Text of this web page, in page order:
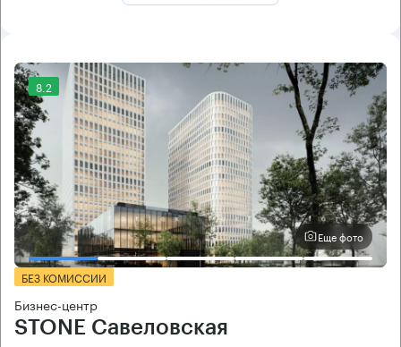
8.2
Еще фото
БЕЗ КОМИССИИ
Бизнес-центр
STONE Савеловская